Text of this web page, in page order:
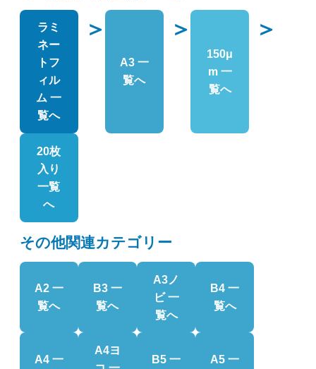
ラミ
ネー
トフ
ィル
ム 一
覧へ
＞
A3 一
覧へ
＞
150μ
m 一
覧へ
＞
20枚
入り
一覧
へ
その他関連カテゴリー
A2 一
覧へ
B3 一
覧へ
A3ノ
ビ 一
覧へ
B4 一
覧へ
A4 一
A4ヨ
B5 一 A5 一